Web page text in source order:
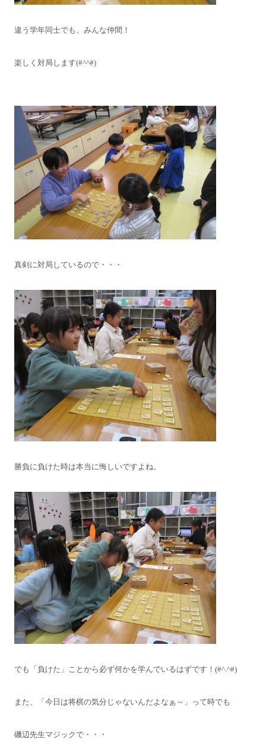
違う学年同士でも、みんな仲間！
楽しく対局します(#^^#)
真剣に対局しているので・・・
勝負に負けた時は本当に悔しいですよね。
でも「負けた」ことから必ず何かを学んでいるはずです！(#^.^#)
また、「今日は将棋の気分じゃないんだよなぁ～」って時でも
磯辺先生マジックで・・・